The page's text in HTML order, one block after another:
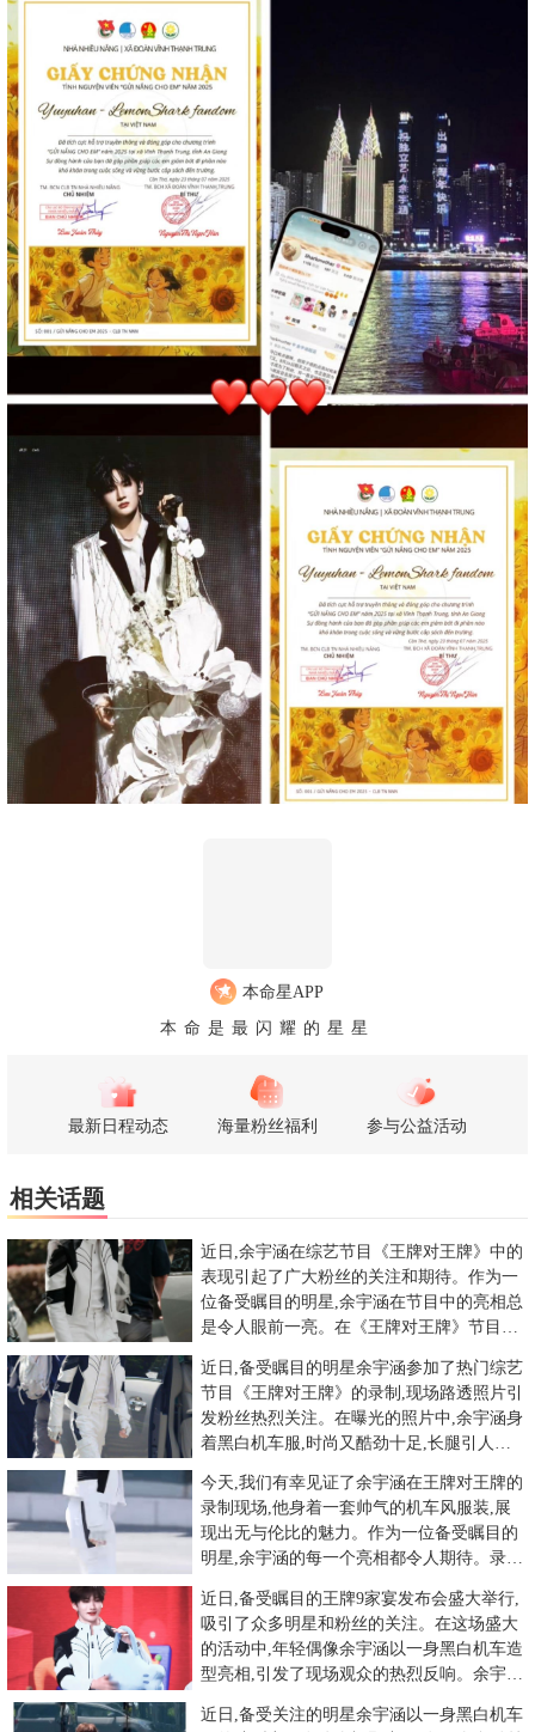
本命星APP
本命是最闪耀的星星
最新日程动态 海量粉丝福利 参与公益活动
相关话题
近日,余宇涵在综艺节目《王牌对王牌》中的
表现引起了广大粉丝的关注和期待。作为一
位备受瞩目的明星,余宇涵在节目中的亮相总
是令人眼前一亮。在《王牌对王牌》节目中,
近日,备受瞩目的明星余宇涵参加了热门综艺
节目《王牌对王牌》的录制,现场路透照片引
发粉丝热烈关注。在曝光的照片中,余宇涵身
着黑白机车服,时尚又酷劲十足,长腿引人注
今天,我们有幸见证了余宇涵在王牌对王牌的
录制现场,他身着一套帅气的机车风服装,展
现出无与伦比的魅力。作为一位备受瞩目的
明星,余宇涵的每一个亮相都令人期待。录制
近日,备受瞩目的王牌9家宴发布会盛大举行,
吸引了众多明星和粉丝的关注。在这场盛大
的活动中,年轻偶像余宇涵以一身黑白机车造
型亮相,引发了现场观众的热烈反响。余宇涵
近日,备受关注的明星余宇涵以一身黑白机车